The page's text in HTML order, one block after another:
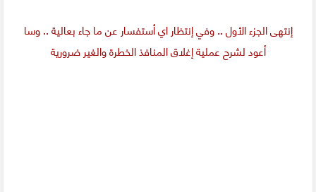
إنتهى الجزء الأول .. وفي إنتظار اي أستفسار عن ما جاء بعالية .. وسا
أعود لشرح عملية إغلاق المنافذ الخطرة والغير ضرورية